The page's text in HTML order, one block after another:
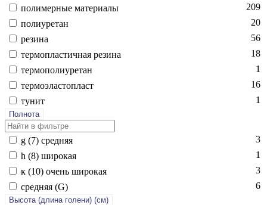
по­лимер­ные ма­тери­алы
209
по­ли­уре­тан
20
ре­зина
56
тер­моплас­тичная ре­зина
18
тер­мо­поли­уре­тан
1
тер­мо­элас­топласт
16
ту­нит
1
Полнота
g (7) сред­няя
3
h (8) ши­рокая
1
к (10) очень ши­рокая
3
сред­няя (G)
6
Высота (длина голени) (cм)